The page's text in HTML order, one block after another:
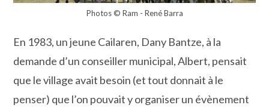
Photos © Ram - René Barra
En 1983, un jeune Cailaren, Dany Bantze, à la
demande d’un conseiller municipal, Albert, pensait
que le village avait besoin (et tout donnait à le
penser) que l’on pouvait y organiser un évènement